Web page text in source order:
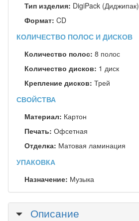
Тип изделия: DigiPack (Диджипак)
Формат: CD
КОЛИЧЕСТВО ПОЛОС И ДИСКОВ
Количество полос: 8 полос
Количество дисков: 1 диск
Крепление дисков: Трей
СВОЙСТВА
Материал: Картон
Печать: Офсетная
Отделка: Матовая ламинация
УПАКОВКА
Назначение: Музыка
Скрыть
Описание